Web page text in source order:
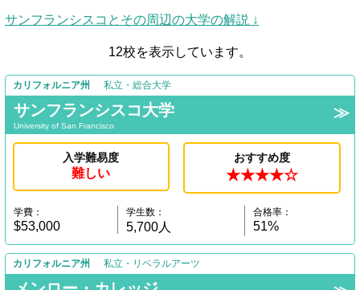
サンフランシスコとその周辺の大学の解説 ↓
12校を表示しています。
カリフォルニア州 私立・総合大学
サンフランシスコ大学
University of San Francisco
入学難易度
難しい
おすすめ度
★★★★☆
学費：
$53,000
学生数：
5,700人
合格率：
51%
カリフォルニア州 私立・リベラルアーツ